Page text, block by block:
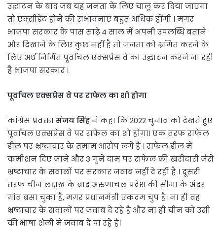
उद्घाटन के बाद जब यह जनता के लिए चालू कर दिया जाएगा
तो एक्सीडेंट होने की संभावनाएं बहुत अधिक होंगी । मगर
भाजपा सरकार के पास साढे़ 4 साल में अपनी उपलब्धि बताने
और दिखाने के लिए कुछ नहीं है तो जनता को भ्रमित करने के
लिए अर्ध निर्मित पूर्वांचल एक्सप्रेस वे का उद्घाटन करने जा रही
है भाजपा सरकार ।
पूर्वांचल एक्सप्रेस वे पर राफेल का शो होगा
कांग्रेस प्रवक्तासंजय सिंहने कहा कि 2022 चुनाव को देखते हुए
पूर्वांचल एक्सप्रेस वे पर राफेल का शो होगा। एक तरफ राफेल
डील पर भ्रष्टाचार के तमाम आरोप लगे हैं । राफेल डील में
कमीशन दिए जाने और 3 गुने दाम पर राफेल की खरीदारी जैसे
भ्रष्टाचार के सवालों पर सरकार जवाब नहीं दे रही है । दूसरी
तरफ चीन लद्दाख के बाद अरुणाचल प्रदेश की सीमा के अंदर
गांव बसा चुका है, मगर प्रधानमंत्री एकदम चुप हैं। ना ही वह
भ्रष्टाचार के सवालों पर जवाब दे रहे हैं और ना ही चीन को उसी
की भाषा शैली में जवाब दे पा रहे हैं।